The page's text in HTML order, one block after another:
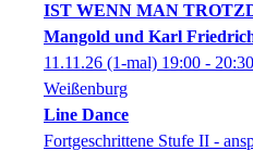
IST WENN MAN
Mangold und Karl
11.11.26 (1-mal) 19:00 - 20:30
Weißenburg
Line Dance
Fortgeschrittene Stufe II -